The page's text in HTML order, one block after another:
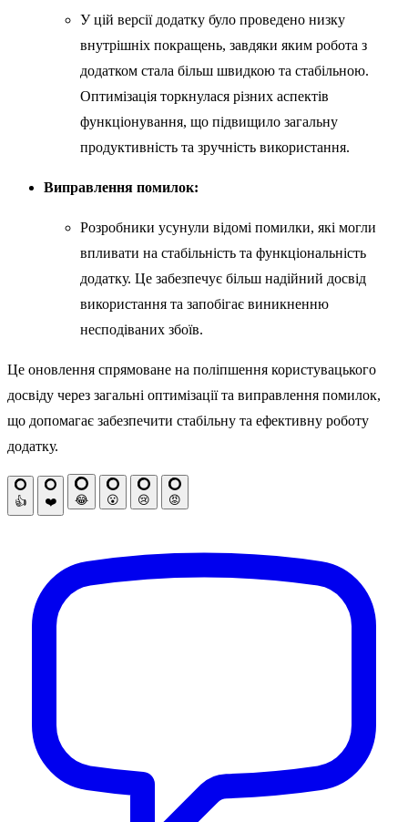
У цій версії додатку було проведено низку
внутрішніх покращень, завдяки яким робота з
додатком стала більш швидкою та стабільною.
Оптимізація торкнулася різних аспектів
функціонування, що підвищило загальну
продуктивність та зручність використання.
Виправлення помилок:
Розробники усунули відомі помилки, які могли
впливати на стабільність та функціональність
додатку. Це забезпечує більш надійний досвід
використання та запобігає виникненню
несподіваних збоїв.
Це оновлення спрямоване на поліпшення користувацького
досвіду через загальні оптимізації та виправлення помилок,
що допомагає забезпечити стабільну та ефективну роботу
додатку.
👍 ❤️ 😂 😮 😢 😡